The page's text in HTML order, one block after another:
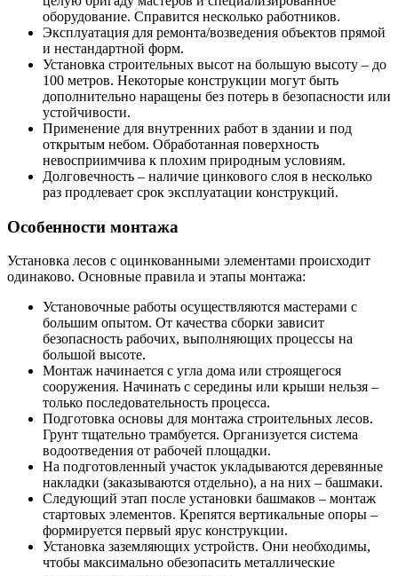
оборудование. Справится несколько работников.
Эксплуатация для ремонта/возведения объектов прямой
и нестандартной форм.
Установка строительных высот на большую высоту – до
100 метров. Некоторые конструкции могут быть
дополнительно наращены без потерь в безопасности или
устойчивости.
Применение для внутренних работ в здании и под
открытым небом. Обработанная поверхность
невосприимчива к плохим природным условиям.
Долговечность – наличие цинкового слоя в несколько
раз продлевает срок эксплуатации конструкций.
Особенности монтажа
Установка лесов с оцинкованными элементами происходит
одинаково. Основные правила и этапы монтажа:
Установочные работы осуществляются мастерами с
большим опытом. От качества сборки зависит
безопасность рабочих, выполняющих процессы на
большой высоте.
Монтаж начинается с угла дома или строящегося
сооружения. Начинать с середины или крыши нельзя –
только последовательность процесса.
Подготовка основы для монтажа строительных лесов.
Грунт тщательно трамбуется. Организуется система
водоотведения от рабочей площадки.
На подготовленный участок укладываются деревянные
накладки (заказываются отдельно), а на них – башмаки.
Следующий этап после установки башмаков – монтаж
стартовых элементов. Крепятся вертикальные опоры –
формируется первый ярус конструкции.
Установка заземляющих устройств. Они необходимы,
чтобы максимально обезопасить металлические